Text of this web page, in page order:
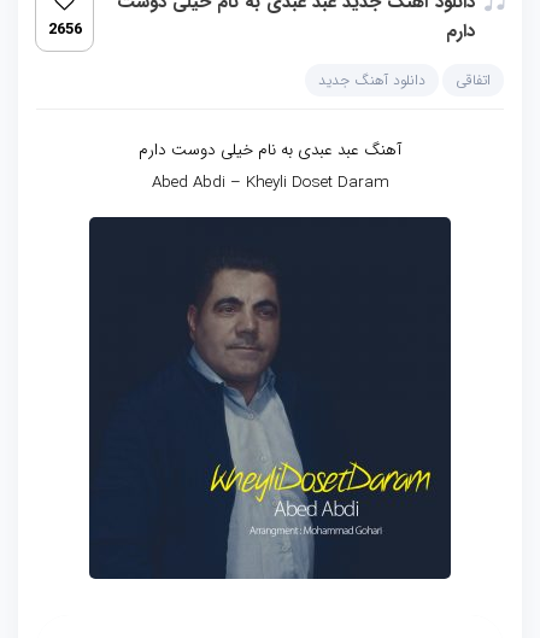
دارم
2656
اتفاقی دانلود آهنگ جدید
آهنگ عبد عبدی به نام خیلی دوست دارم
Abed Abdi – Kheyli Doset Daram